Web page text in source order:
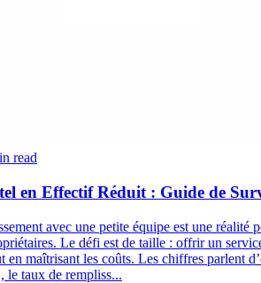
read
en Effectif Réduit : Guide de
avec une petite équipe est une réalité
Le défi est de taille : offrir un
en maîtrisant les coûts. Les chiffres parlent
le taux de rempliss...